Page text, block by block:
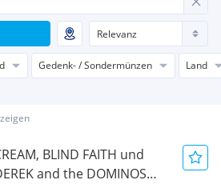
Gedenk- / Sondermünzen
Land
BLIND FAITH und
and the DOMINOS